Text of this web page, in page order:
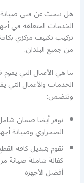
هل تبحث عن فني صيانة
الخدمات المتعلقة في
تركيب تكييف مركزي
من جميع البلدان.
ما هي الأعمال التي
الخدمات والأعمال
وتتضمن:
نوفر أيضا ضمان شامل
الصحراوي وصيانة
نقوم بتبديل كافة
كفالة شاملة صيانة
أفضل الأجهزة